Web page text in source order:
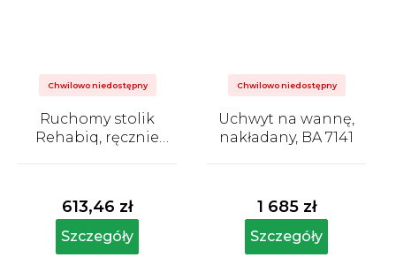
Ruchomy stolik
Rehabiq, ręcznie
produktu
wynosi
5,0
Chwilowo niedostępny
613,46 zł
Szczegóły
Uchwyt na wannę,
nakładany, BA 7141
produktu
wynosi
5,0
Chwilowo niedostępny
1 685 zł
Szczegóły